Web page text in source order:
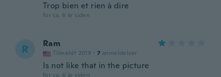
Trop bien et rien à dire
for ca. 6 år siden
R Ram
Tilmeldt 2019 · 7 anmeldelser
Is not like that in the picture
for ca. 6 år siden